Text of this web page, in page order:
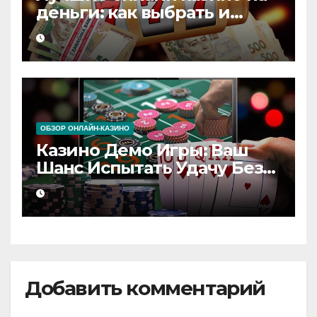
деньги: как выбрать и
начать выигрывать
ОБЗОР ОНЛАЙН-КАЗИНО
Казино Демо Игры: Ваш
Шанс Испытать Удачу Без
Риска
Добавить комментарий